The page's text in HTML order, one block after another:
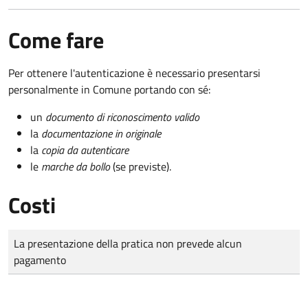
Come fare
Per ottenere l'autenticazione è necessario presentarsi
personalmente in Comune portando con sé:
un documento di riconoscimento valido
la documentazione in originale
la copia da autenticare
le marche da bollo(se previste).
Costi
Tipo di pagamento
Importo
La presentazione della pratica non prevede alcun
pagamento